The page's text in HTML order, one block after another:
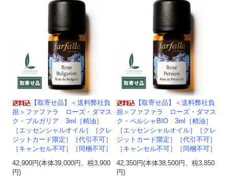
【取寄せ品】＜送料弊社負
担＞ファファラ ローズ・ダマス
ク・ブルガリア 3ml［精油］
［エッセンシャルオイル］［クレ
ジットカード限定］［代引不可］
［キャンセル不可］［同梱不可］
42,900円(本体39,000円、税3,900
円)
【取寄せ品】＜送料弊社負
担＞ファファラ ローズ・ダマス
ク・ペルシャBIO 3ml［精油］
［エッセンシャルオイル］［クレ
ジットカード限定］［代引不可］
［キャンセル不可］［同梱不可］
42,350円(本体38,500円、税3,850
円)